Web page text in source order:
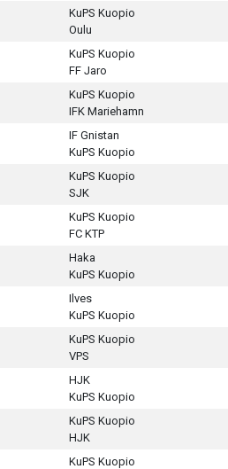
KuPS Kuopio
Oulu
KuPS Kuopio
FF Jaro
KuPS Kuopio
IFK Mariehamn
IF Gnistan
KuPS Kuopio
KuPS Kuopio
SJK
KuPS Kuopio
FC KTP
Haka
KuPS Kuopio
Ilves
KuPS Kuopio
KuPS Kuopio
VPS
HJK
KuPS Kuopio
KuPS Kuopio
HJK
KuPS Kuopio